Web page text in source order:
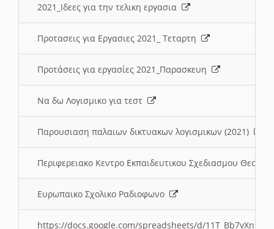
2021_Ιδεες για την τελικη εργασια
Προτασεις για Εργασιες 2021_ Τεταρτη
Προτάσεις για εργασίες 2021_Παρασκευη
Να δω Λογισμικο για τεστ
Παρουσιαση παλαιων δικτυακων λογισμικων (2021)
Περιφερειακο Κεντρο Εκπαιδευτικου Σχεδιασμου
Ευρωπαικο Σχολικο Ραδιοφωνο
https://docs.google.com/spreadsheets/d/